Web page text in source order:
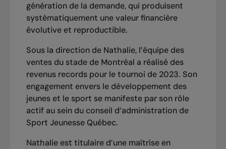
génération de la demande, qui produisent
systématiquement une valeur financière
évolutive et reproductible.
Sous la direction de Nathalie, l’équipe des
ventes du stade de Montréal a réalisé des
revenus records pour le tournoi de 2023. Son
engagement envers le développement des
jeunes et le sport se manifeste par son rôle
actif au sein du conseil d’administration de
Sport Jeunesse Québec.
Nathalie est titulaire d’une maîtrise en